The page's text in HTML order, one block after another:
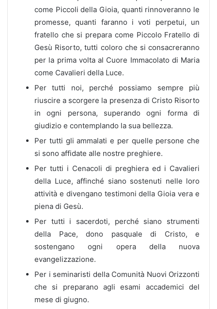
come Piccoli della Gioia, quanti rinnoveranno le
promesse, quanti faranno i voti perpetui, un
fratello che si prepara come Piccolo Fratello di
Gesù Risorto, tutti coloro che si consacreranno
per la prima volta al Cuore Immacolato di Maria
come Cavalieri della Luce.
Per tutti noi, perché possiamo sempre più
riuscire a scorgere la presenza di Cristo Risorto
in ogni persona, superando ogni forma di
giudizio e contemplando la sua bellezza.
Per tutti gli ammalati e per quelle persone che
si sono affidate alle nostre preghiere.
Per tutti i Cenacoli di preghiera ed i Cavalieri
della Luce, affinché siano sostenuti nelle loro
attività e divengano testimoni della Gioia vera e
piena di Gesù.
Per tutti i sacerdoti, perché siano strumenti
della Pace, dono pasquale di Cristo, e
sostengano ogni opera della nuova
evangelizzazione.
Per i seminaristi della Comunità Nuovi Orizzonti
che si preparano agli esami accademici del
mese di giugno.